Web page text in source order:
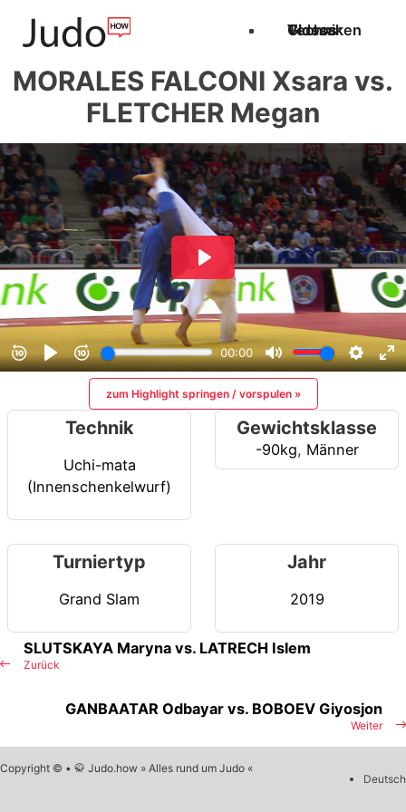
Techniken
Videos
Glossar
MORALES FALCONI Xsara vs.
FLETCHER Megan
zum Highlight springen / vorspulen »
Technik
Uchi-mata
(Innenschenkelwurf)
Gewichtsklasse
-90kg, Männer
Turniertyp
Grand Slam
Jahr
2019
Zurück
SLUTSKAYA Maryna vs. LATRECH Islem
Weiter
GANBAATAR Odbayar vs. BOBOEV Giyosjon
Copyright © • 🥋 Judo.how » Alles rund um Judo «
Deutsch